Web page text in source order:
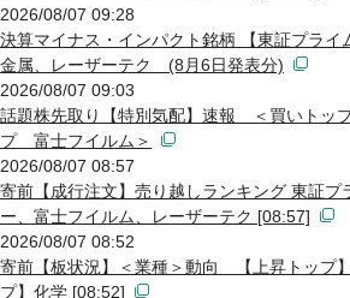
2026/08/07 09:28
決算マイナス・インパクト銘柄 【東証プラ
金属、レーザーテク (8月6日発表分)
2026/08/07 09:03
話題株先取り【特別気配】速報 ＜買いトッ
プ 富士フイルム＞
2026/08/07 08:57
寄前【成行注文】売り越しランキング 東証
ー、富士フイルム、レーザーテク [08:57]
2026/08/07 08:52
寄前【板状況】＜業種＞動向 【上昇トップ
プ】化学 [08:52]